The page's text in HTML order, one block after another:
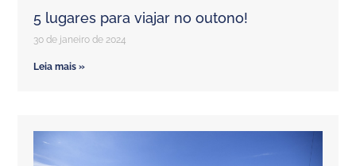
5 lugares para viajar no outono!
30 de janeiro de 2024
Leia mais »